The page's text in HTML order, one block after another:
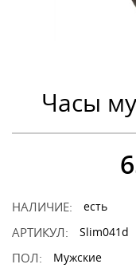
Часы
НАЛИЧИЕ: есть
АРТИКУЛ: Slim041d
ПОЛ: Мужские